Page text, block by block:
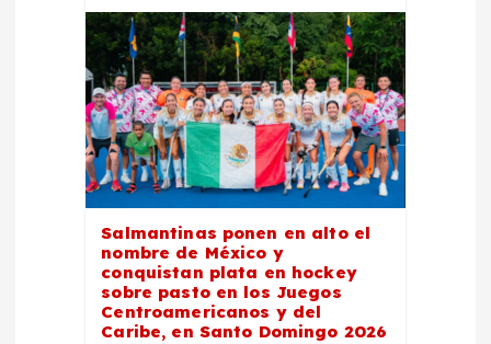
Salmantinas ponen en alto el
nombre de México y
conquistan plata en hockey
sobre pasto en los Juegos
Centroamericanos y del
Caribe, en Santo Domingo 2026